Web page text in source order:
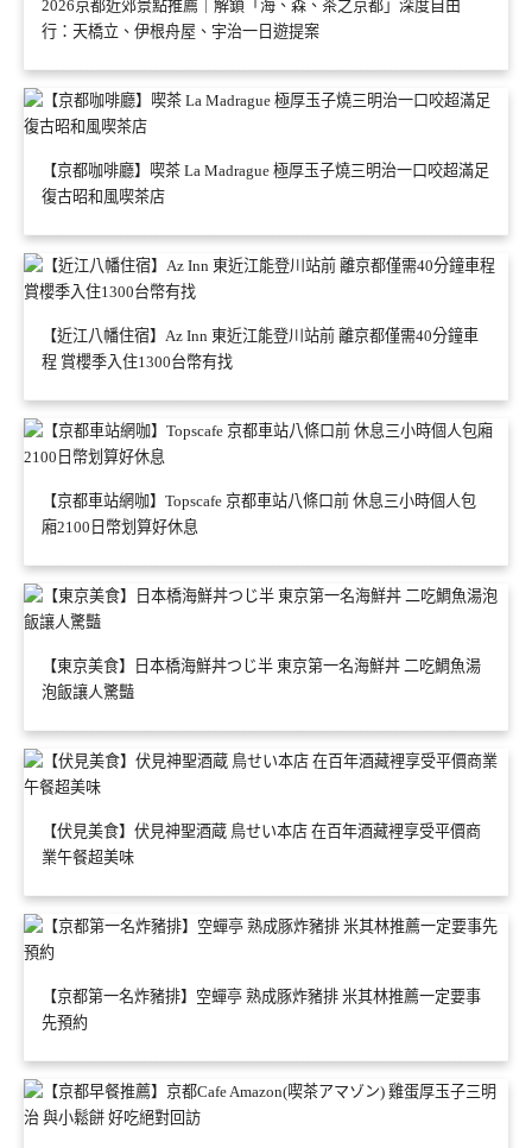
2026京都近郊景點推薦｜解鎖「海、森、茶之京都」深度自由
行：天橋立、伊根舟屋、宇治一日遊提案
【京都咖啡廳】喫茶 La Madrague 極厚玉子燒三明治一口咬超滿足
復古昭和風喫茶店
【近江八幡住宿】Az Inn 東近江能登川站前 離京都僅需40分鐘車
程 賞櫻季入住1300台幣有找
【京都車站網咖】Topscafe 京都車站八條口前 休息三小時個人包
廂2100日幣划算好休息
【東京美食】日本橋海鮮丼つじ半 東京第一名海鮮丼 二吃鯛魚湯
泡飯讓人驚豔
【伏見美食】伏見神聖酒蔵 鳥せい本店 在百年酒藏裡享受平價商
業午餐超美味
【京都第一名炸豬排】空蟬亭 熟成豚炸豬排 米其林推薦一定要事
先預約